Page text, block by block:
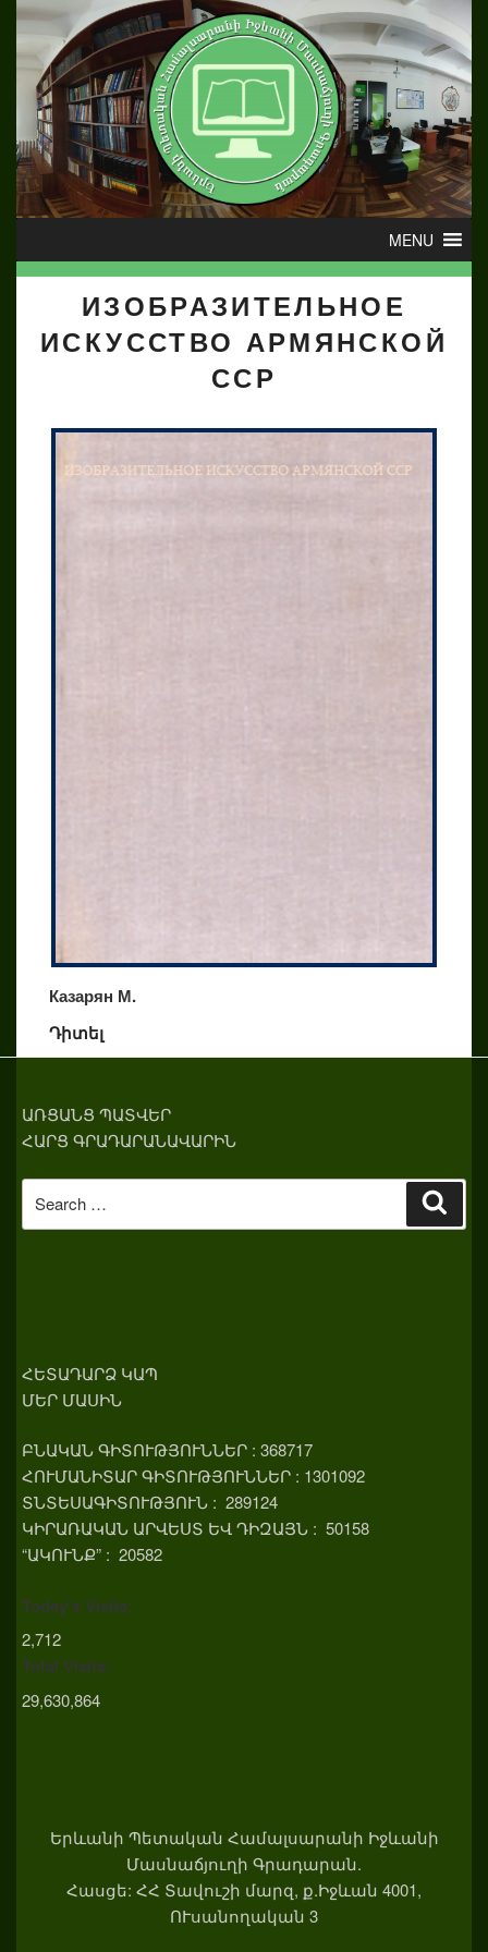
ИЗОБРАЗИТЕЛЬНОЕ
ИСКУССТВО АРМЯНСКОЙ
ССР
Казарян М.
Դիտել
ԱՌՑԱՆՑ ՊԱՏՎԵՐ
ՀԱՐՑ ԳՐԱԴԱՐԱՆԱՎԱՐԻՆ
for:
ՀԵՏԱԴԱՐՁ ԿԱՊ
ՄԵՐ ՄԱՍԻՆ
ԲՆԱԿԱՆ ԳԻՏՈՒԹՅՈՒՆՆԵՐ : 368717
ՀՈՒՄԱՆԻՏԱՐ ԳԻՏՈՒԹՅՈՒՆՆԵՐ : 1301092
ՏՆՏԵՍԱԳԻՏՈՒԹՅՈՒՆ : 289124
ԿԻՐԱՌԱԿԱՆ ԱՐՎԵՍՏ ԵՎ ԴԻԶԱՅՆ : 50158
“ԱԿՈՒՆՔ” : 20582
Today's Visits:
2,712
Total Visits:
29,630,864
Երևանի Պետական Համալսարանի Իջևանի
Մասնաճյուղի Գրադարան.
Հասցե: ՀՀ Տավուշի մարզ, ք.Իջևան 4001,
ՈՒսանողական 3